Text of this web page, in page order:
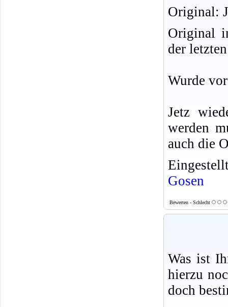
Original:
Original
der
Wurde
Jetz
werden
auch die
Gosen
Bewerten - Schlecht
Was ist
hierzu
doch